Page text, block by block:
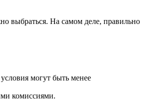
выбраться. На самом деле, правильно
могут быть менее
комиссиями.